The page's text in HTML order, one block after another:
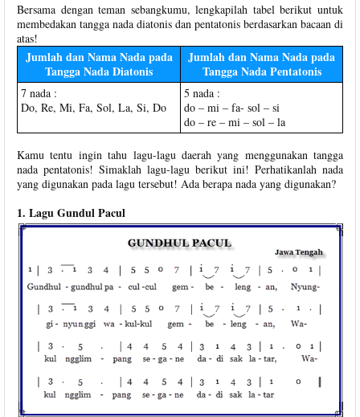
Bersama dengan teman sebangkumu, lengkapilah tabel berikut untuk
membedakan tangga nada diatonis dan pentatonis berdasarkan bacaan di
atas!
Jumlah dan Nama Nada pada
Tangga Nada Diatonis
Jumlah dan Nama Nada pada
Tangga Nada Pentatonis
7 nada :
Do, Re, Mi, Fa, Sol, La, Si, Do
5 nada :
do – mi – fa- sol – si
do – re – mi – sol – la
Kamu tentu ingin tahu lagu-lagu daerah yang menggunakan tangga
nada pentatonis! Simaklah lagu-lagu berikut ini! Perhatikanlah nada
yang digunakan pada lagu tersebut! Ada berapa nada yang digunakan?
1. Lagu Gundul Pacul